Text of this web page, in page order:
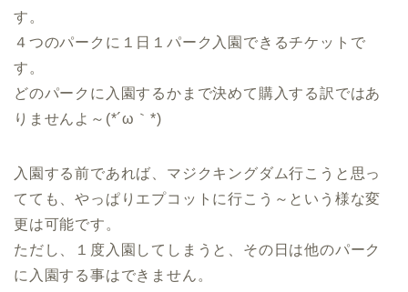
す。
４つのパークに１日１パーク入園できるチケットで
す。
どのパークに入園するかまで決めて購入する訳ではあ
りませんよ～(*´ω｀*)
入園する前であれば、マジクキングダム行こうと思っ
てても、やっぱりエプコットに行こう～という様な変
更は可能です。
ただし、１度入園してしまうと、その日は他のパーク
に入園する事はできません。